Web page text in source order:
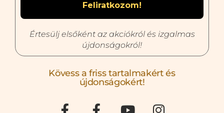
Értesülj elsőként az akciókról és izgalmas
újdonságokról!
Kövess a friss tartalmakért és
újdonságokért!